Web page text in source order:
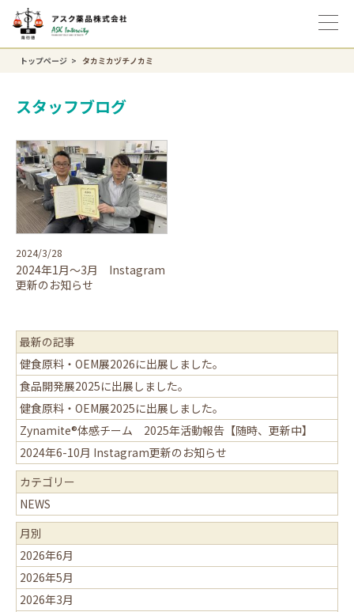
トップページ タカミカヅチノカミ
スタッフブログ
2024/3/28
2024年1月～3月 Instagram
更新のお知らせ
最新の記事
健食原料・OEM展2026に出展しました。
食品開発展2025に出展しました。
健食原料・OEM展2025に出展しました。
Zynamite®体感チーム 2025年活動報告【随時、更新中】
2024年6-10月 Instagram更新のお知らせ
カテゴリー
NEWS
月別
2026年6月
2026年5月
2026年3月